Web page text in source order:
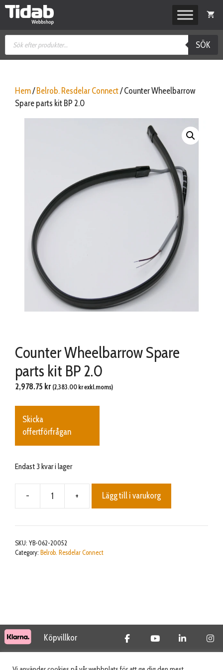
Hoppa
Produktsökning
SÖK
Hem/ Belrob. Resdelar Connect/ Counter Wheelbarrow
Spare parts kit BP 2.0
Counter Wheelbarrow Spare
parts kit BP 2.0
2,978.75 kr (2,383.00 krexkl.moms)
Skicka
offertförfrågan
Endast 3 kvar i lager
-
Counter
Spare
kit
+ Lägg till i varukorg
SKU: YB-062-20052
Category: Belrob. Resdelar Connect
Köpvillkor
© 2026 Tidab AB - All Rights Reserved